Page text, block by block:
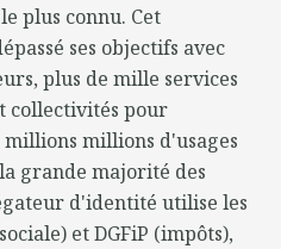
plus connu. Cet
ses objectifs avec
plus de mille services
collectivités pour
millions d'usages
grande majorité des
d'identité utilise les
et DGFiP (impôts),